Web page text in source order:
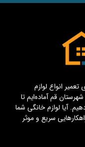
سال در زمینه‌ی تعمیر انواع لوازم
قم آماده‌ایم تا
آیا لوازم خانگی شما
سریع و موثر